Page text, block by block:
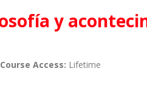
y
Course Access: Lifetime